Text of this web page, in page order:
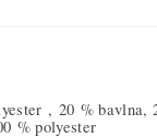
, 20 % bavlna,
% polyester